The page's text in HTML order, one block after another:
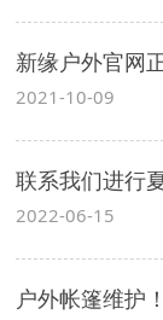
新缘户外官网
2021-10-09
2022-06-15
户外帐篷维护！